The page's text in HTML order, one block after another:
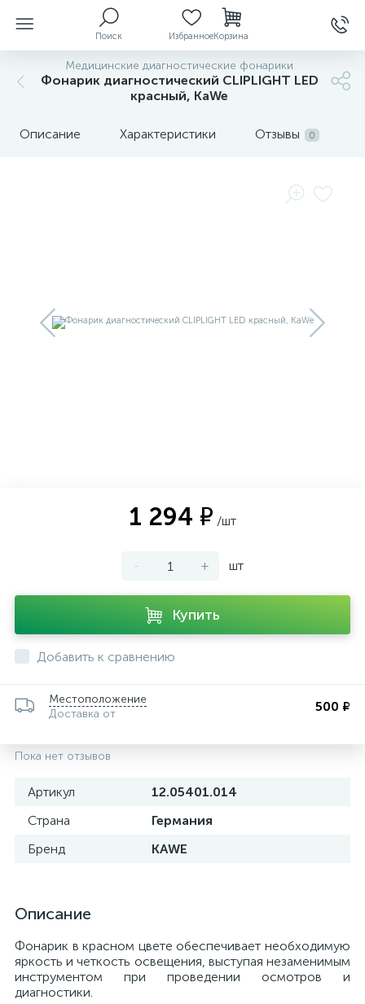
Поиск ИзбранноеКорзина
Медицинские диагностические фонарики
Фонарик диагностический CLIPLIGHT LED
красный, KaWe
Описание Характеристики Отзывы 0
1 294 ₽ /шт
- + шт
Купить
Добавить к сравнению
Местоположение
Доставка от
500 ₽
Пока нет отзывов
Артикул
12.05401.014
Страна
Германия
Бренд
KAWE
Описание
Фонарик в красном цвете обеспечивает необходимую
яркость и четкость освещения, выступая незаменимым
инструментом при проведении осмотров и
диагностики.